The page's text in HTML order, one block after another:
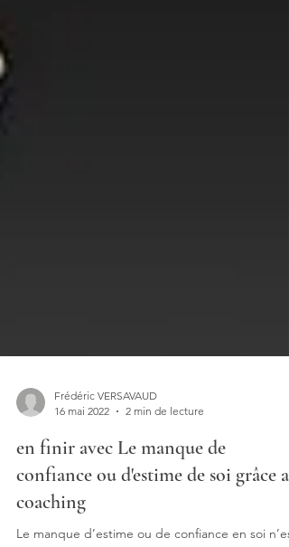
16 mai 2022
2 min de lecture
en finir avec Le manque de
confiance ou d'estime de soi grâce au
coaching